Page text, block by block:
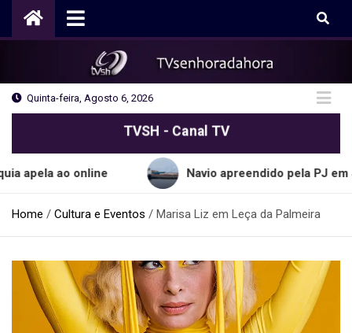
Quinta-feira, Agosto 6, 2026
TVSH - Canal TV
online Navio apreendido pela PJ em Sines
Home Cultura e Eventos Marisa Liz em Leça da Palmeira